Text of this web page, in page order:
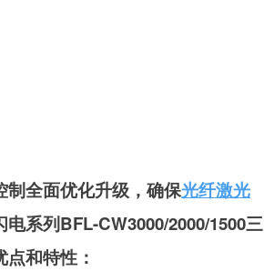
制全面优化升级，确保光纤激光
电系列BFL-CW3000/2000/1500三
点和特性 ：